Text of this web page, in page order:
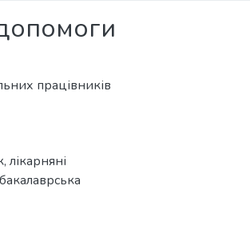
працівників
, лікарняні
бакалаврська